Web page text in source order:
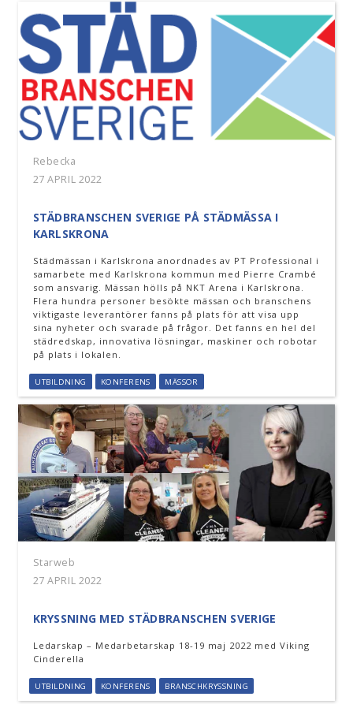
Rebecka
27 APRIL 2022
STÄDBRANSCHEN SVERIGE PÅ STÄDMÄSSA I
KARLSKRONA
Städmässan i Karlskrona anordnades av PT Professional i
samarbete med Karlskrona kommun med Pierre Crambé
som ansvarig. Mässan hölls på NKT Arena i Karlskrona.
Flera hundra personer besökte mässan och branschens
viktigaste leverantörer fanns på plats för att visa upp
sina nyheter och svarade på frågor. Det fanns en hel del
städredskap, innovativa lösningar, maskiner och robotar
på plats i lokalen.
UTBILDNING KONFERENS MÄSSOR
Starweb
27 APRIL 2022
KRYSSNING MED STÄDBRANSCHEN SVERIGE
Ledarskap – Medarbetarskap 18-19 maj 2022 med Viking
Cinderella
UTBILDNING KONFERENS BRANSCHKRYSSNING